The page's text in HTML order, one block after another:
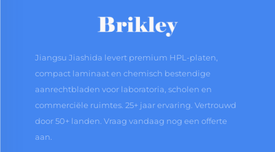
Jiangsu Jiashida levert premium HPL-platen,
compact laminaat en chemisch bestendige
aanrechtbladen voor laboratoria, scholen en
commerciële ruimtes. 25+ jaar ervaring. Vertrouwd
door 50+ landen. Vraag vandaag nog een offerte
aan.